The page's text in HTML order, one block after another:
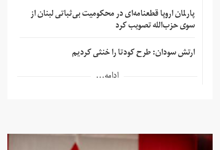
پارلمان اروپا قطعنامه‌ای در محکومیت بی‌ثباتی لبنان از
سوی حزب‌الله تصویب کرد
ارتش سودان: طرح کودتا را خنثی کردیم
ادامه...